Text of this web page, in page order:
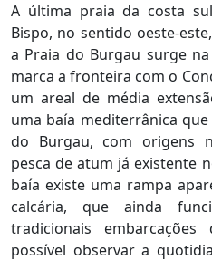
A última praia da costa
Bispo, no sentido oeste-
a Praia do Burgau surge
marca a fronteira com o
um areal de média
uma baía mediterrânica
do Burgau, com origens
pesca de atum já existente
baía existe uma rampa
calcária, que ainda
tradicionais
possível observar a